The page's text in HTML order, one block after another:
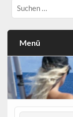
Menü